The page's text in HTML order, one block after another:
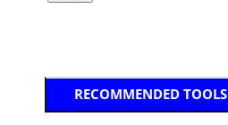
RECOMMENDED TOOLS